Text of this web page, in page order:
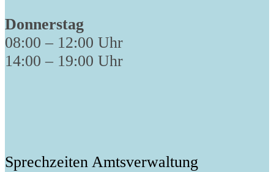
Donnerstag
08:00 – 12:00 Uhr
14:00 – 19:00 Uhr
Sprechzeiten Amtsverwaltung